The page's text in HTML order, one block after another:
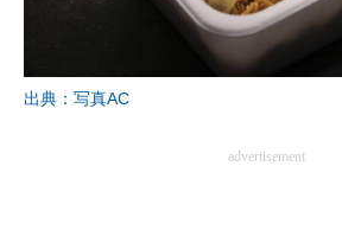
出典：写真AC
advertisement